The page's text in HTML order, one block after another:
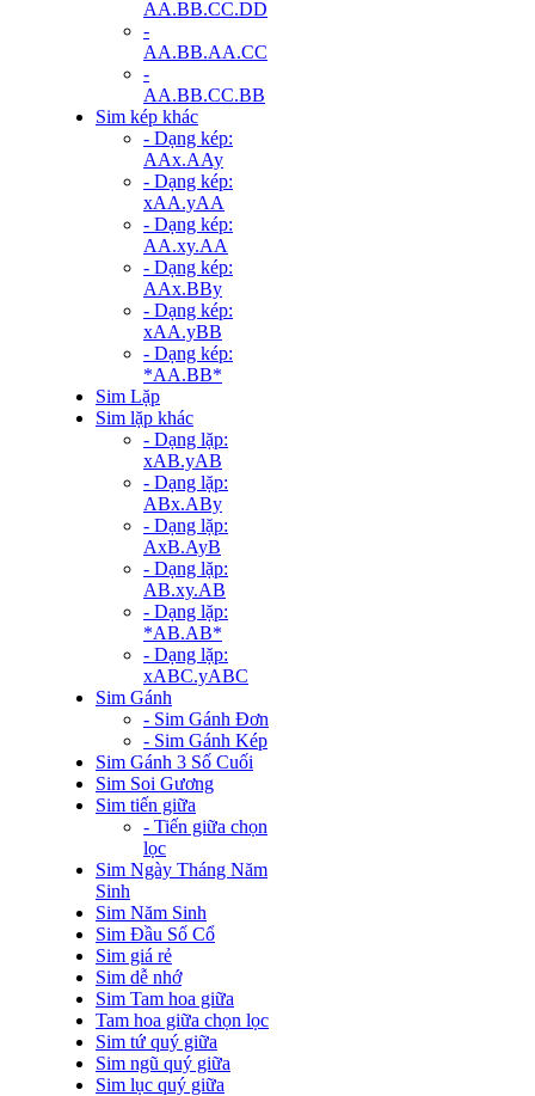
AA.BB.CC.DD
-
AA.BB.AA.CC
-
AA.BB.CC.BB
Sim kép khác
- Dạng kép:
AAx.AAy
- Dạng kép:
xAA.yAA
- Dạng kép:
AA.xy.AA
- Dạng kép:
AAx.BBy
- Dạng kép:
xAA.yBB
- Dạng kép:
*AA.BB*
Sim Lặp
Sim lặp khác
- Dạng lặp:
xAB.yAB
- Dạng lặp:
ABx.ABy
- Dạng lặp:
AxB.AyB
- Dạng lặp:
AB.xy.AB
- Dạng lặp:
*AB.AB*
- Dạng lặp:
xABC.yABC
Sim Gánh
- Sim Gánh Đơn
- Sim Gánh Kép
Sim Gánh 3 Số Cuối
Sim Soi Gương
Sim tiến giữa
- Tiến giữa chọn
lọc
Sim Ngày Tháng Năm
Sinh
Sim Năm Sinh
Sim Đầu Số Cổ
Sim giá rẻ
Sim dễ nhớ
Sim Tam hoa giữa
Tam hoa giữa chọn lọc
Sim tứ quý giữa
Sim ngũ quý giữa
Sim lục quý giữa